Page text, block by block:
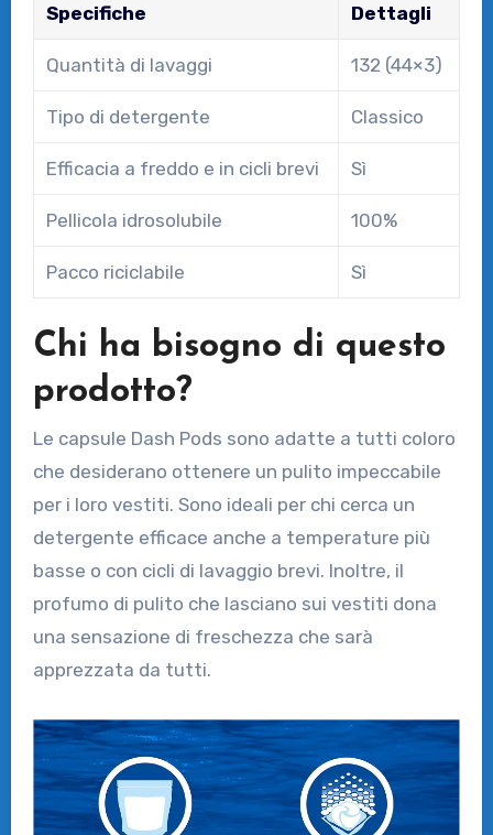
Specifiche Dettagli
Quantità di lavaggi 132 (44×3)
Tipo di detergente Classico
Efficacia a freddo e in cicli brevi Sì
Pellicola idrosolubile 100%
Pacco riciclabile Sì
Chi ha bisogno di questo
prodotto?
Le capsule Dash Pods sono adatte a tutti coloro
che desiderano ottenere un pulito impeccabile
per i loro vestiti. Sono ideali per chi cerca un
detergente efficace anche a temperature più
basse o con cicli di lavaggio brevi. Inoltre, il
profumo di pulito che lasciano sui vestiti dona
una sensazione di freschezza che sarà
apprezzata da tutti.